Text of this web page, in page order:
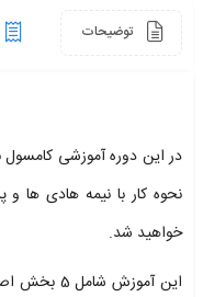
توضیحات
در این دوره آموزشی کامسول
نحوه کار با نیمه هادی ها و
خواهید شد.
این